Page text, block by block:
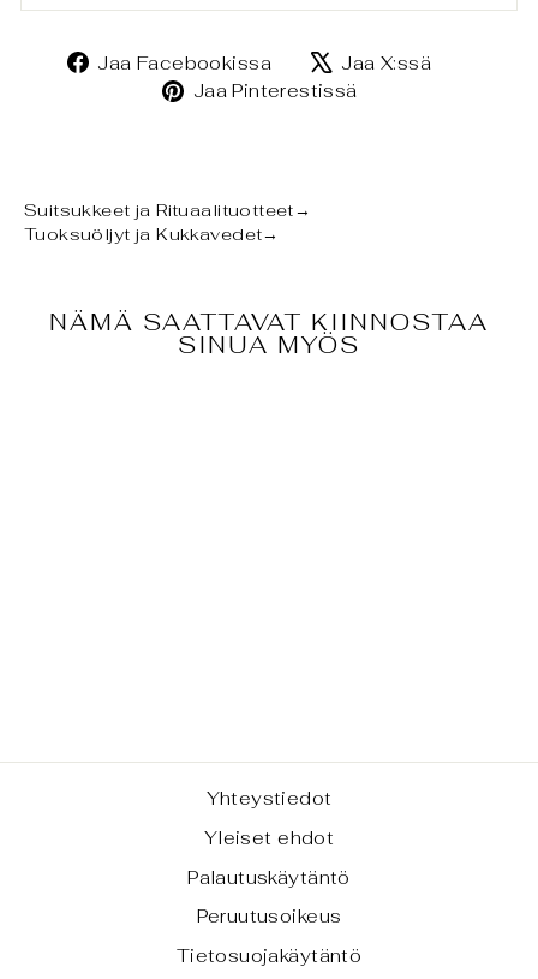
Jaa Facebookissa
Jaa
Facebookissa
Jaa X:ssä
Jaa Pinterestissä
Suitsukkeet ja Rituaalituotteet→
Tuoksuöljyt ja Kukkavedet→
NÄMÄ SAATTAVAT KIINNOSTAA
SINUA MYÖS
Yhteystiedot
Yleiset ehdot
Palautuskäytäntö
Peruutusoikeus
Tietosuojakäytäntö